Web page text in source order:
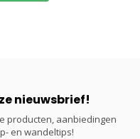
nieuwsbrief!
producten, aanbiedingen
en wandeltips!